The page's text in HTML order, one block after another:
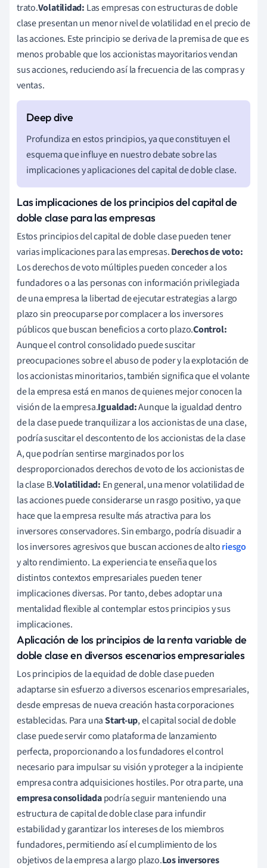
trato.Volatilidad: Las empresas con estructuras de doble
clase presentan un menor nivel de volatilidad en el precio de
las acciones. Este principio se deriva de la premisa de que es
menos probable que los accionistas mayoritarios vendan
sus acciones, reduciendo así la frecuencia de las compras y
ventas.
Profundiza en estos principios, ya que constituyen el
esquema que influye en nuestro debate sobre las
implicaciones y aplicaciones del capital de doble clase.
Las implicaciones de los principios del capital de
doble clase para las empresas
Estos principios del capital de doble clase pueden tener
varias implicaciones para las empresas.Derechos de voto:
Los derechos de voto múltiples pueden conceder a los
fundadores o a las personas con información privilegiada
de una empresa la libertad de ejecutar estrategias a largo
plazo sin preocuparse por complacer a los inversores
públicos que buscan beneficios a corto plazo.Control:
Aunque el control consolidado puede suscitar
preocupaciones sobre el abuso de poder y la explotación de
los accionistas minoritarios, también significa que el volante
de la empresa está en manos de quienes mejor conocen la
visión de la empresa.Igualdad:Aunque la igualdad dentro
de la clase puede tranquilizar a los accionistas de una clase,
podría suscitar el descontento de los accionistas de la clase
A, que podrían sentirse marginados por los
desproporcionados derechos de voto de los accionistas de
la clase B.Volatilidad: En general, una menor volatilidad de
las acciones puede considerarse un rasgo positivo, ya que
hace que la empresa resulte más atractiva para los
inversores conservadores. Sin embargo, podría disuadir a
los inversores agresivos que buscan acciones de altoriesgo
y alto rendimiento. La experiencia te enseña que los
distintos contextos empresariales pueden tener
implicaciones diversas. Por tanto, debes adoptar una
mentalidad flexible al contemplar estos principios y sus
implicaciones.
Aplicación de los principios de la renta variable de
doble clase en diversos escenarios empresariales
Los principios de la equidad de doble clase pueden
adaptarse sin esfuerzo a diversos escenarios empresariales,
desde empresas de nueva creación hasta corporaciones
establecidas. Para unaStart-up, el capital social de doble
clase puede servir como plataforma de lanzamiento
perfecta, proporcionando a los fundadores el control
necesario para impulsar su visión y proteger a la incipiente
empresa contra adquisiciones hostiles. Por otra parte, una
empresa consolidadapodría seguir manteniendo una
estructura de capital de doble clase para infundir
estabilidad y garantizar los intereses de los miembros
fundadores, permitiendo así el cumplimiento de los
objetivos de la empresa a largo plazo.Los inversores